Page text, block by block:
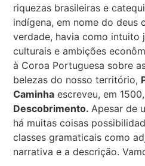
riquezas brasileiras e
indígena, em nome do deus
verdade, havia como intuito
culturais e ambições
à Coroa Portuguesa sobre
belezas do nosso território,
Caminha escreveu, em
Descobrimento. Apesar de
há muitas coisas
classes gramaticais como
narrativa e a descrição.